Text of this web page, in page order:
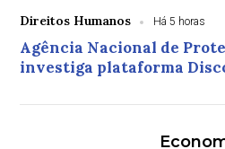
Direitos Humanos Há 5 horas
Agência Nacional de
investiga plataforma